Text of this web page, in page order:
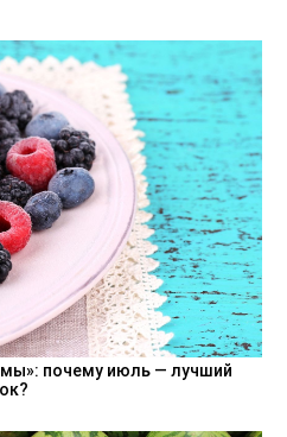
почему июль — лучший